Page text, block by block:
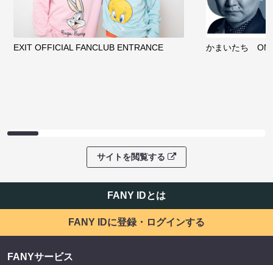
EXIT OFFICIAL FANCLUB ENTRANCE かまいたち
サイトを閲覧する
FANY IDとは
FANY IDに登録・ログインする
FANYサービス